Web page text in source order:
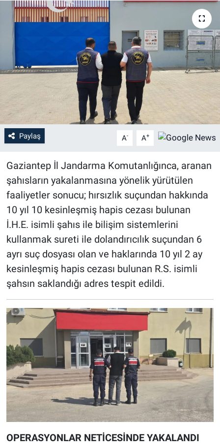
Paylaş A- A+
Gaziantep İl Jandarma Komutanlığınca, aranan
şahısların yakalanmasına yönelik yürütülen
faaliyetler sonucu; hırsızlık suçundan hakkında
10 yıl 10 kesinleşmiş hapis cezası bulunan
İ.H.E. isimli şahıs ile bilişim sistemlerini
kullanmak sureti ile dolandırıcılık suçundan 6
ayrı suç dosyası olan ve haklarında 10 yıl 2 ay
kesinleşmiş hapis cezası bulunan R.S. isimli
şahsın saklandığı adres tespit edildi.
OPERASYONLAR NETİCESİNDE YAKALANDI